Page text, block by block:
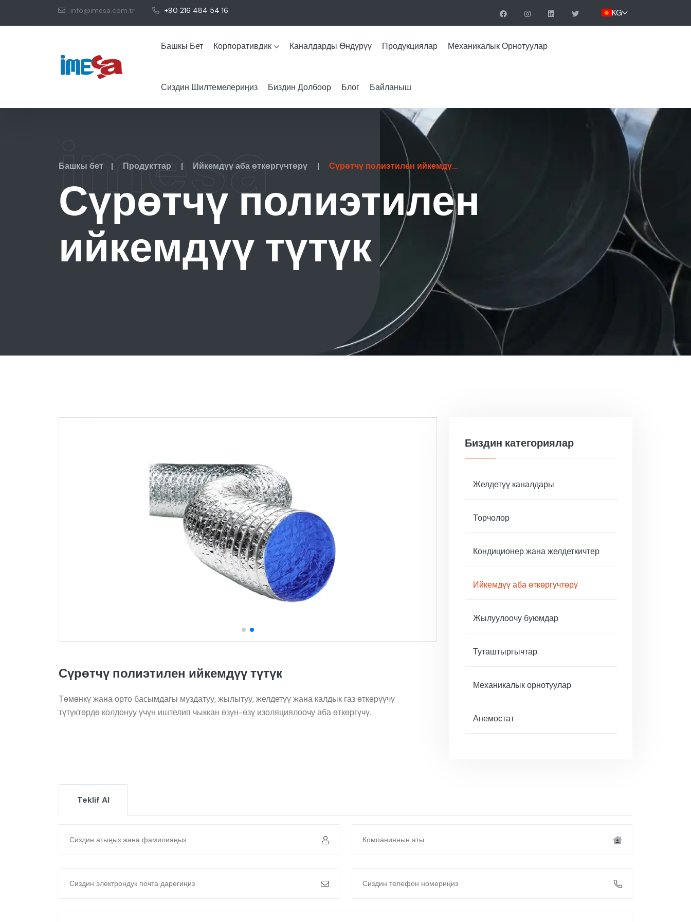
info@imesa.com.tr +90 216 484 54 16 KG
Башкы Бет Корпоративдик Каналдарды Өндүрүү Продукциялар Механикалык Орнотуулар
Сиздин Шилтемелериңиз Биздин Долбоор Блог Байланыш
imesa
Башкы бет | Продукттар | Ийкемдүү аба өткөргүчтөрү | Сүрөтчү полиэтилен ийкемдү...
Сүрөтчү полиэтилен
ийкемдүү түтүк
Сүрөтчү полиэтилен ийкемдүү түтүк
Төмөнкү жана орто басымдагы муздатуу, жылытуу, желдетүү жана калдык газ өткөрүүчү
түтүктөрдө колдонуу үчүн иштелип чыккан өзүн-өзү изоляциялоочу аба өткөргүчү.
Биздин категориялар
Желдетүү каналдары
Торчолор
Кондиционер жана желдеткичтер
Ийкемдүү аба өткөргүчтөрү
Жылуулоочу буюмдар
Туташтыргычтар
Механикалык орнотуулар
Анемостат
Teklif Al